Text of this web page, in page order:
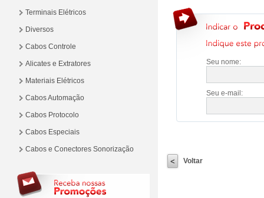
Terminais Elétricos
Diversos
Cabos Controle
Alicates e Extratores
Materiais Elétricos
Cabos Automação
Cabos Protocolo
Cabos Especiais
Cabos e Conectores Sonorização
Seu nome:
Seu e-mail:
Voltar